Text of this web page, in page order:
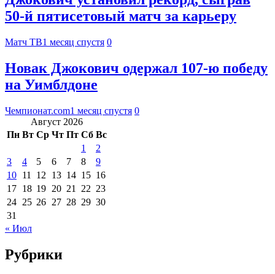
50‑й пятисетовый матч за карьеру
Матч ТВ1 месяц спустя 0
Новак Джокович одержал 107-ю победу
на Уимблдоне
Чемпионат.com1 месяц спустя 0
Август 2026
Пн Вт Ср Чт Пт Сб Вс
1
2
3
4 5 6 7 8
9
10 11 12 13 14 15 16
17 18 19 20 21 22 23
24 25 26 27 28 29 30
31
« Июл
Рубрики